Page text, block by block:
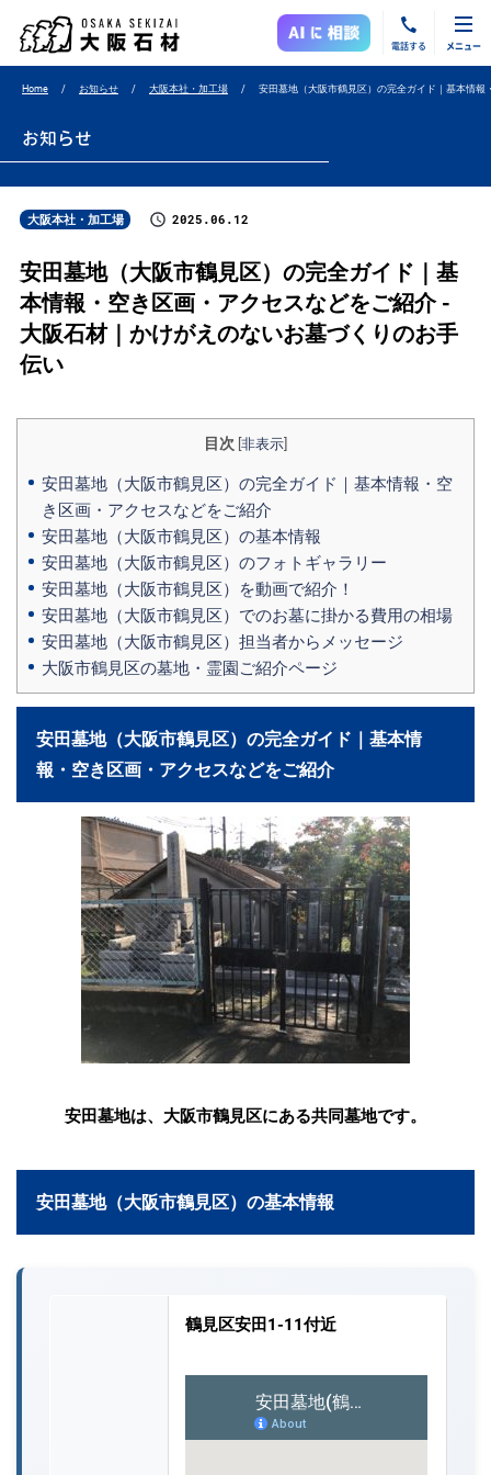
電話する メニュー
Home お知らせ 大阪本社・加工場 安田墓地（大阪市鶴見区）の完全ガイド｜基本情報
お知らせ
大阪本社・加工場 2025.06.12
安田墓地（大阪市鶴見区）の完全ガイド｜基
本情報・空き区画・アクセスなどをご紹介 -
大阪石材｜かけがえのないお墓づくりのお手
伝い
目次 非表示
安田墓地（大阪市鶴見区）の完全ガイド｜基本情報・空
き区画・アクセスなどをご紹介
安田墓地（大阪市鶴見区）の基本情報
安田墓地（大阪市鶴見区）のフォトギャラリー
安田墓地（大阪市鶴見区）を動画で紹介！
安田墓地（大阪市鶴見区）でのお墓に掛かる費用の相場
安田墓地（大阪市鶴見区）担当者からメッセージ
大阪市鶴見区の墓地・霊園ご紹介ページ
安田墓地（大阪市鶴見区）の完全ガイド｜基本情
報・空き区画・アクセスなどをご紹介
安田墓地は、大阪市鶴見区にある共同墓地です。
安田墓地（大阪市鶴見区）の基本情報
鶴見区安田1-11付近